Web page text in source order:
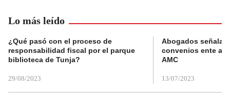
Lo más leído
¿Qué pasó con el proceso de
responsabilidad fiscal por el parque
biblioteca de Tunja?
29/08/2023
Abogados
convenios ente
AMC
13/07/2023